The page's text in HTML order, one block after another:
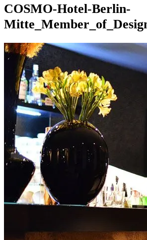
COSMO-Hotel-Berlin-